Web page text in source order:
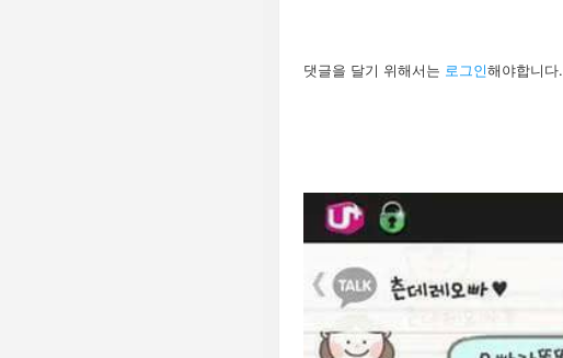
답
글
댓글을 달기 위해서는 로그인해야합니다.